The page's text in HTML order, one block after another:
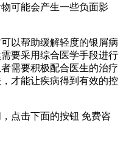
可能会产生一些负面影
以帮助缓解轻度的银屑病
要采用综合医学手段进行
需要积极配合医生的治疗
才能让疾病得到有效的控
点击下面的按钮 免费咨